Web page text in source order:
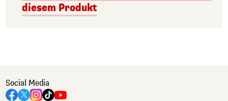
diesem Produkt
Social Media